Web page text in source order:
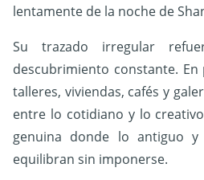
lentamente de la noche de
Su trazado irregular
descubrimiento constante.
talleres, viviendas, cafés y
entre lo cotidiano y lo
genuina donde lo antiguo
equilibran sin imponerse.